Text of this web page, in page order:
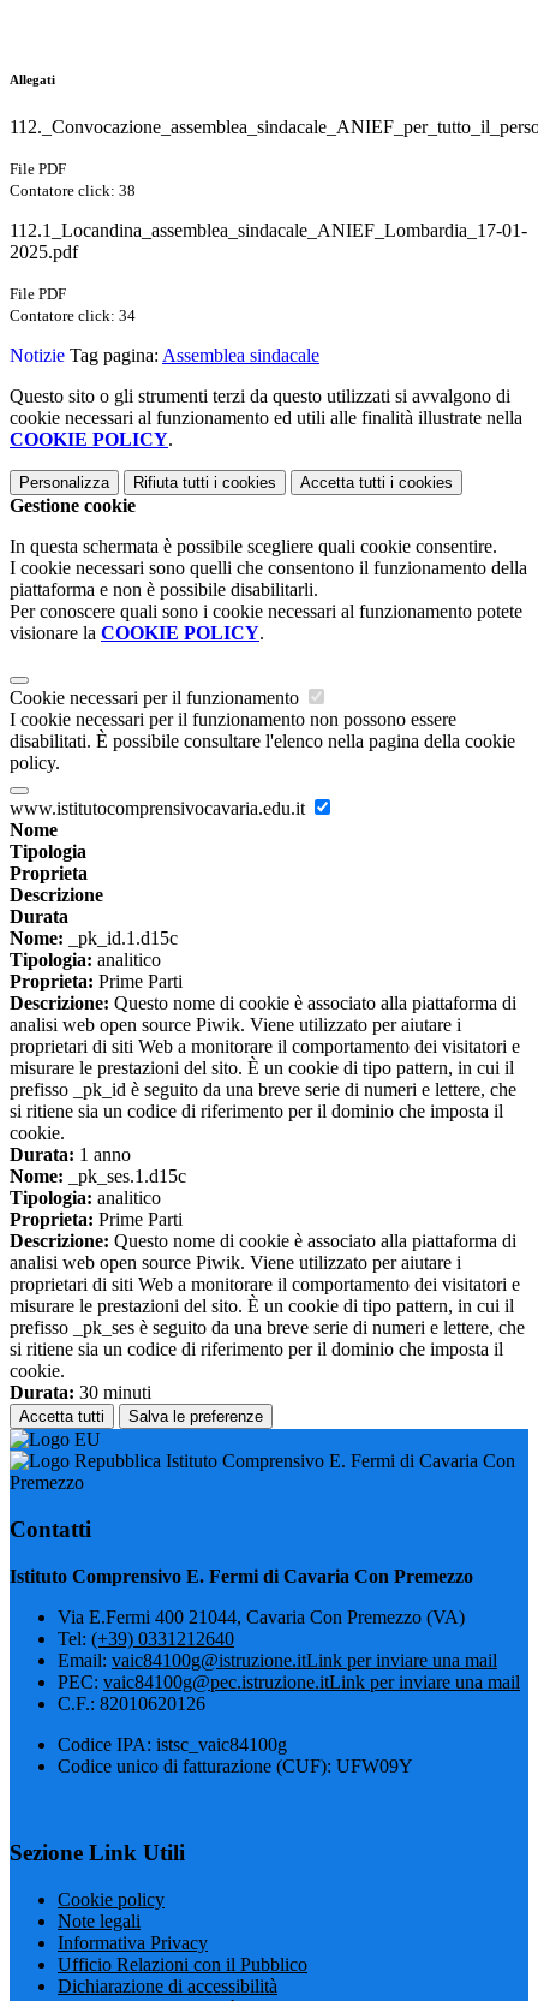
Allegati
File PDF
Contatore click: 38
112.1_Locandina_assemblea_sindacale_ANIEF_Lombardia_17-01-
2025.pdf
File PDF
Contatore click: 34
Notizie Tag pagina: Assemblea sindacale
Questo sito o gli strumenti terzi da questo utilizzati si avvalgono di
cookie necessari al funzionamento ed utili alle finalità illustrate nella
COOKIE POLICY.
Personalizza Rifiuta tutti i cookies Accetta tutti i cookies
Gestione cookie
In questa schermata è possibile scegliere quali cookie consentire.
I cookie necessari sono quelli che consentono il funzionamento della
piattaforma e non è possibile disabilitarli.
Per conoscere quali sono i cookie necessari al funzionamento potete
visionare la COOKIE POLICY.
Cookie necessari per il funzionamento
I cookie necessari per il funzionamento non possono essere
disabilitati. È possibile consultare l'elenco nella pagina della cookie
policy.
www.istitutocomprensivocavaria.edu.it
Nome
Tipologia
Proprieta
Descrizione
Durata
Nome: _pk_id.1.d15c
Tipologia: analitico
Proprieta: Prime Parti
Descrizione: Questo nome di cookie è associato alla piattaforma di
analisi web open source Piwik. Viene utilizzato per aiutare i
proprietari di siti Web a monitorare il comportamento dei visitatori e
misurare le prestazioni del sito. È un cookie di tipo pattern, in cui il
prefisso _pk_id è seguito da una breve serie di numeri e lettere, che
si ritiene sia un codice di riferimento per il dominio che imposta il
cookie.
Durata: 1 anno
Nome: _pk_ses.1.d15c
Tipologia: analitico
Proprieta: Prime Parti
Descrizione: Questo nome di cookie è associato alla piattaforma di
analisi web open source Piwik. Viene utilizzato per aiutare i
proprietari di siti Web a monitorare il comportamento dei visitatori e
misurare le prestazioni del sito. È un cookie di tipo pattern, in cui il
prefisso _pk_ses è seguito da una breve serie di numeri e lettere, che
si ritiene sia un codice di riferimento per il dominio che imposta il
cookie.
Durata: 30 minuti
Accetta tutti Salva le preferenze
Istituto Comprensivo E. Fermi di Cavaria Con
Premezzo
Contatti
Istituto Comprensivo E. Fermi di Cavaria Con Premezzo
Via E.Fermi 400 21044, Cavaria Con Premezzo (VA)
Tel: (+39) 0331212640
Email: vaic84100g@istruzione.itLink per inviare una mail
PEC: vaic84100g@pec.istruzione.itLink per inviare una mail
C.F.: 82010620126
Codice IPA: istsc_vaic84100g
Codice unico di fatturazione (CUF): UFW09Y
Sezione Link Utili
Cookie policy
Note legali
Informativa Privacy
Ufficio Relazioni con il Pubblico
Dichiarazione di accessibilità